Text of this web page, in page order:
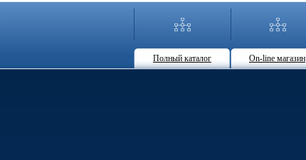
Полный каталог On-line магазин